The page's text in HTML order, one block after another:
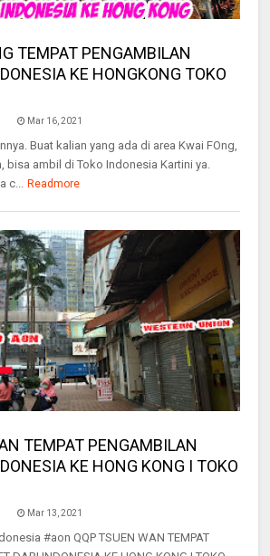
TEMPAT PENGAMBILAN
KE HONGKONG TOKO
Mar 16, 2021
Buat kalian yang ada di area Kwai FOng,
bisa ambil di Toko Indonesia Kartini ya.
c... Readmore
TEMPAT PENGAMBILAN
KE HONG KONG I TOKO
Mar 13, 2021
#aon QQP TSUEN WAN TEMPAT